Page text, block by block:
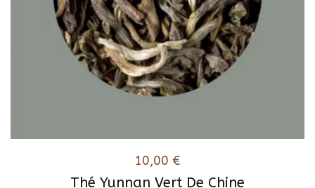
Thé Yunnan Vert De Chine
10,00 €